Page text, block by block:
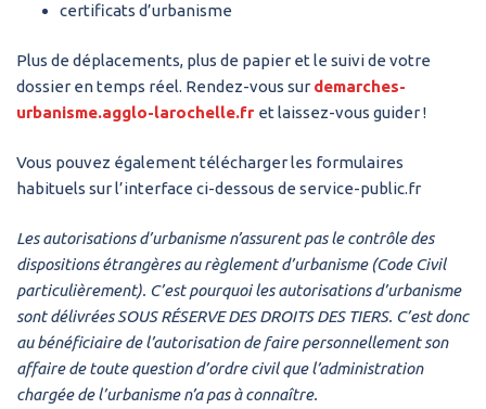
certificats d’urbanisme
Plus de déplacements, plus de papier et le suivi de votre
dossier en temps réel. Rendez-vous sur demarches-
urbanisme.agglo-larochelle.fr et laissez-vous guider !
Vous pouvez également télécharger les formulaires
habituels sur l’interface ci-dessous de service-public.fr
Les autorisations d’urbanisme n’assurent pas le contrôle des
dispositions étrangères au règlement d’urbanisme (Code Civil
particulièrement). C’est pourquoi les autorisations d’urbanisme
sont délivrées SOUS RÉSERVE DES DROITS DES TIERS. C’est donc
au bénéficiaire de l’autorisation de faire personnellement son
affaire de toute question d’ordre civil que l’administration
chargée de l’urbanisme n’a pas à connaître.